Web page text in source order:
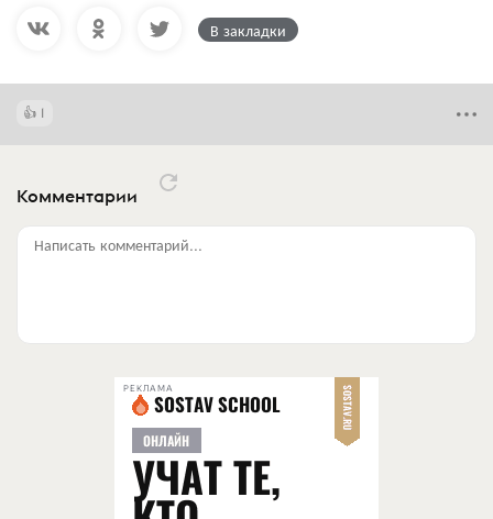
В закладки
1
Комментарии
Написать комментарий...
РЕКЛАМА